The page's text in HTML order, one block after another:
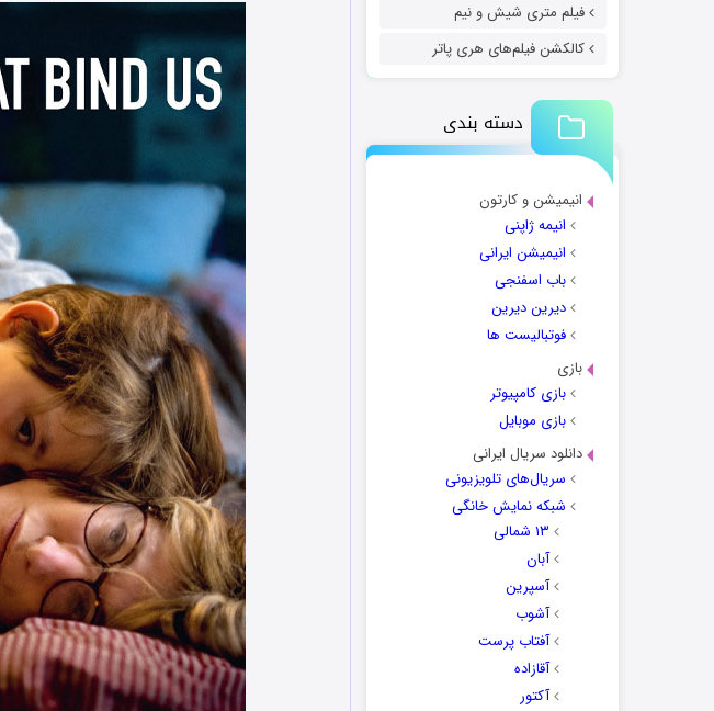
فیلم متری شیش و نیم
کالکشن فیلم‌های هری پاتر
دسته بندی
انیمیشن و کارتون
انیمه ژاپنی
انیمیشن ایرانی
باب اسفنجی
دیرین دیرین
فوتبالیست ها
بازی
بازی کامپیوتر
بازی موبایل
دانلود سریال ایرانی
سریال‌های تلویزیونی
شبکه نمایش خانگی
۱۳ شمالی
آبان
آسپرین
آشوب
آفتاب پرست
آقازاده
آکتور